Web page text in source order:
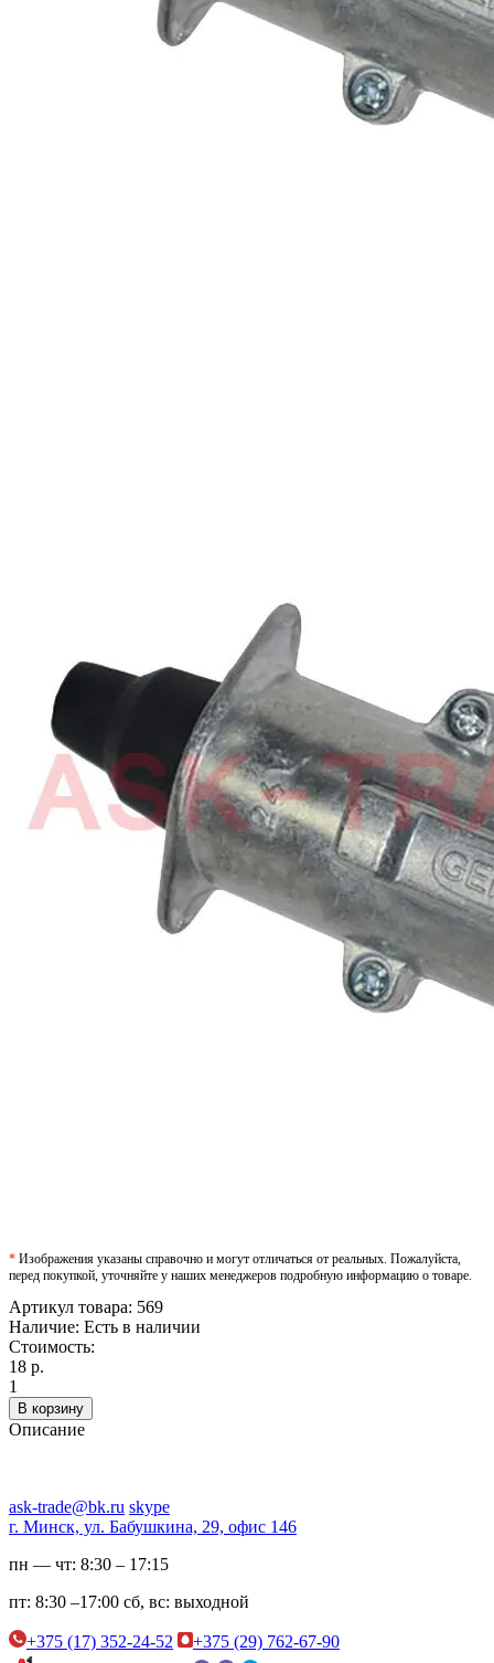
* Изображения указаны справочно и могут отличаться от реальных. Пожалуйста,
перед покупкой, уточняйте у наших менеджеров подробную информацию о товаре.
Артикул товара: 569
Наличие: Есть в наличии
Стоимость:
18 р.
1
В корзину
Описание
ask-trade@bk.ru skype
г. Минск, ул. Бабушкина, 29, офис 146
пн — чт: 8:30 – 17:15
пт: 8:30 –17:00 сб, вс: выходной
+375 (17) 352-24-52
+375 (29) 762-67-90